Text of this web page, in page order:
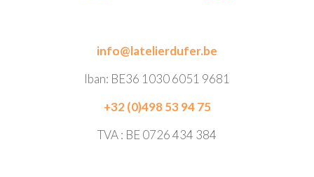
info@latelierdufer.be
Iban: BE36 1030 6051 9681
+32 (0)498 53 94 75
TVA : BE 0726 434 384